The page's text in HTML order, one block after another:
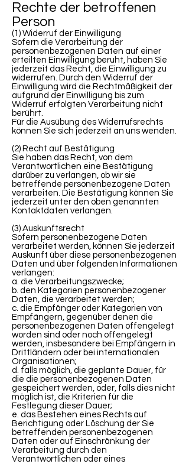
Rechte der betroffenen
Person
(1) Widerruf der Einwilligung
Sofern die Verarbeitung der
personenbezogenen Daten auf einer
erteilten Einwilligung beruht, haben Sie
jederzeit das Recht, die Einwilligung zu
widerrufen. Durch den Widerruf der
Einwilligung wird die Rechtmäßigkeit der
aufgrund der Einwilligung bis zum
Widerruf erfolgten Verarbeitung nicht
berührt.
Für die Ausübung des Widerrufsrechts
können Sie sich jederzeit an uns wenden.
(2) Recht auf Bestätigung
Sie haben das Recht, von dem
Verantwortlichen eine Bestätigung
darüber zu verlangen, ob wir sie
betreffende personenbezogene Daten
verarbeiten. Die Bestätigung können Sie
jederzeit unter den oben genannten
Kontaktdaten verlangen.
(3) Auskunftsrecht
Sofern personenbezogene Daten
verarbeitet werden, können Sie jederzeit
Auskunft über diese personenbezogenen
Daten und über folgenden Informationen
verlangen:
a. die Verarbeitungszwecke;
b. den Kategorien personenbezogener
Daten, die verarbeitet werden;
c. die Empfänger oder Kategorien von
Empfängern, gegenüber denen die
personenbezogenen Daten offengelegt
worden sind oder noch offengelegt
werden, insbesondere bei Empfängern in
Drittländern oder bei internationalen
Organisationen;
d. falls möglich, die geplante Dauer, für
die die personenbezogenen Daten
gespeichert werden, oder, falls dies nicht
möglich ist, die Kriterien für die
Festlegung dieser Dauer;
e. das Bestehen eines Rechts auf
Berichtigung oder Löschung der Sie
betreffenden personenbezogenen
Daten oder auf Einschränkung der
Verarbeitung durch den
Verantwortlichen oder eines